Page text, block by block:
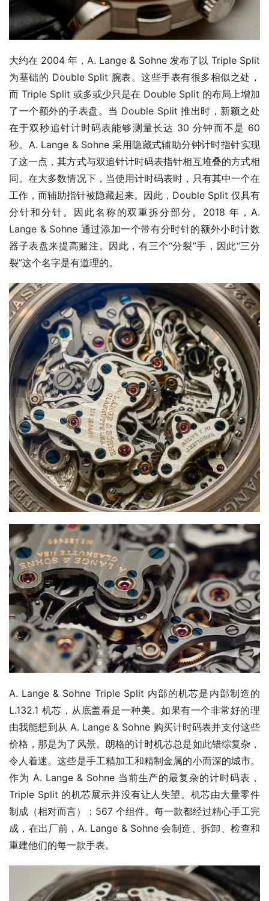
大约在 2004 年，A. Lange & Sohne 发布了以 Triple Split
为基础的 Double Split 腕表。这些手表有很多相似之处，
而 Triple Split 或多或少只是在 Double Split 的布局上增加
了一个额外的子表盘。当 Double Split 推出时，新颖之处
在于双秒追针计时码表能够测量长达 30 分钟而不是 60
秒。A. Lange & Sohne 采用隐藏式辅助分钟计时指针实现
了这一点，其方式与双追针计时码表指针相互堆叠的方式相
同。在大多数情况下，当使用计时码表时，只有其中一个在
工作，而辅助指针被隐藏起来。因此，Double Split 仅具有
分针和分针。因此名称的双重拆分部分。2018 年，A.
Lange & Sohne 通过添加一个带有分时针的额外小时计数
器子表盘来提高赌注。因此，有三个“分裂”手，因此“三分
裂”这个名字是有道理的。
A. Lange & Sohne Triple Split 内部的机芯是内部制造的
L.132.1 机芯，从底盖看是一种美。如果有一个非常好的理
由我能想到从 A. Lange & Sohne 购买计时码表并支付这些
价格，那是为了风景。朗格的计时机芯总是如此错综复杂，
令人着迷。这些是手工精加工和精制金属的小而深的城市。
作为 A. Lange & Sohne 当前生产的最复杂的计时码表，
Triple Split 的机芯展示并没有让人失望。机芯由大量零件
制成（相对而言）；567 个组件。每一款都经过精心手工完
成，在出厂前，A. Lange & Sohne 会制造、拆卸、检查和
重建他们的每一款手表。